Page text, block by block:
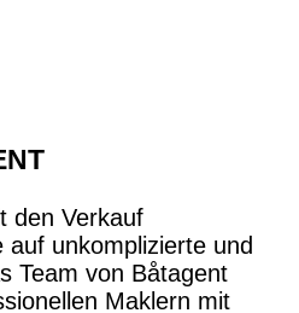
den Verkauf
unkomplizierte und
Team von Båtagent
Maklern mit